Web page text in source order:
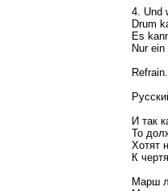
4. Und
Drum
Es
Nur
Refrain.
И так
То
Хотят
К
Марш